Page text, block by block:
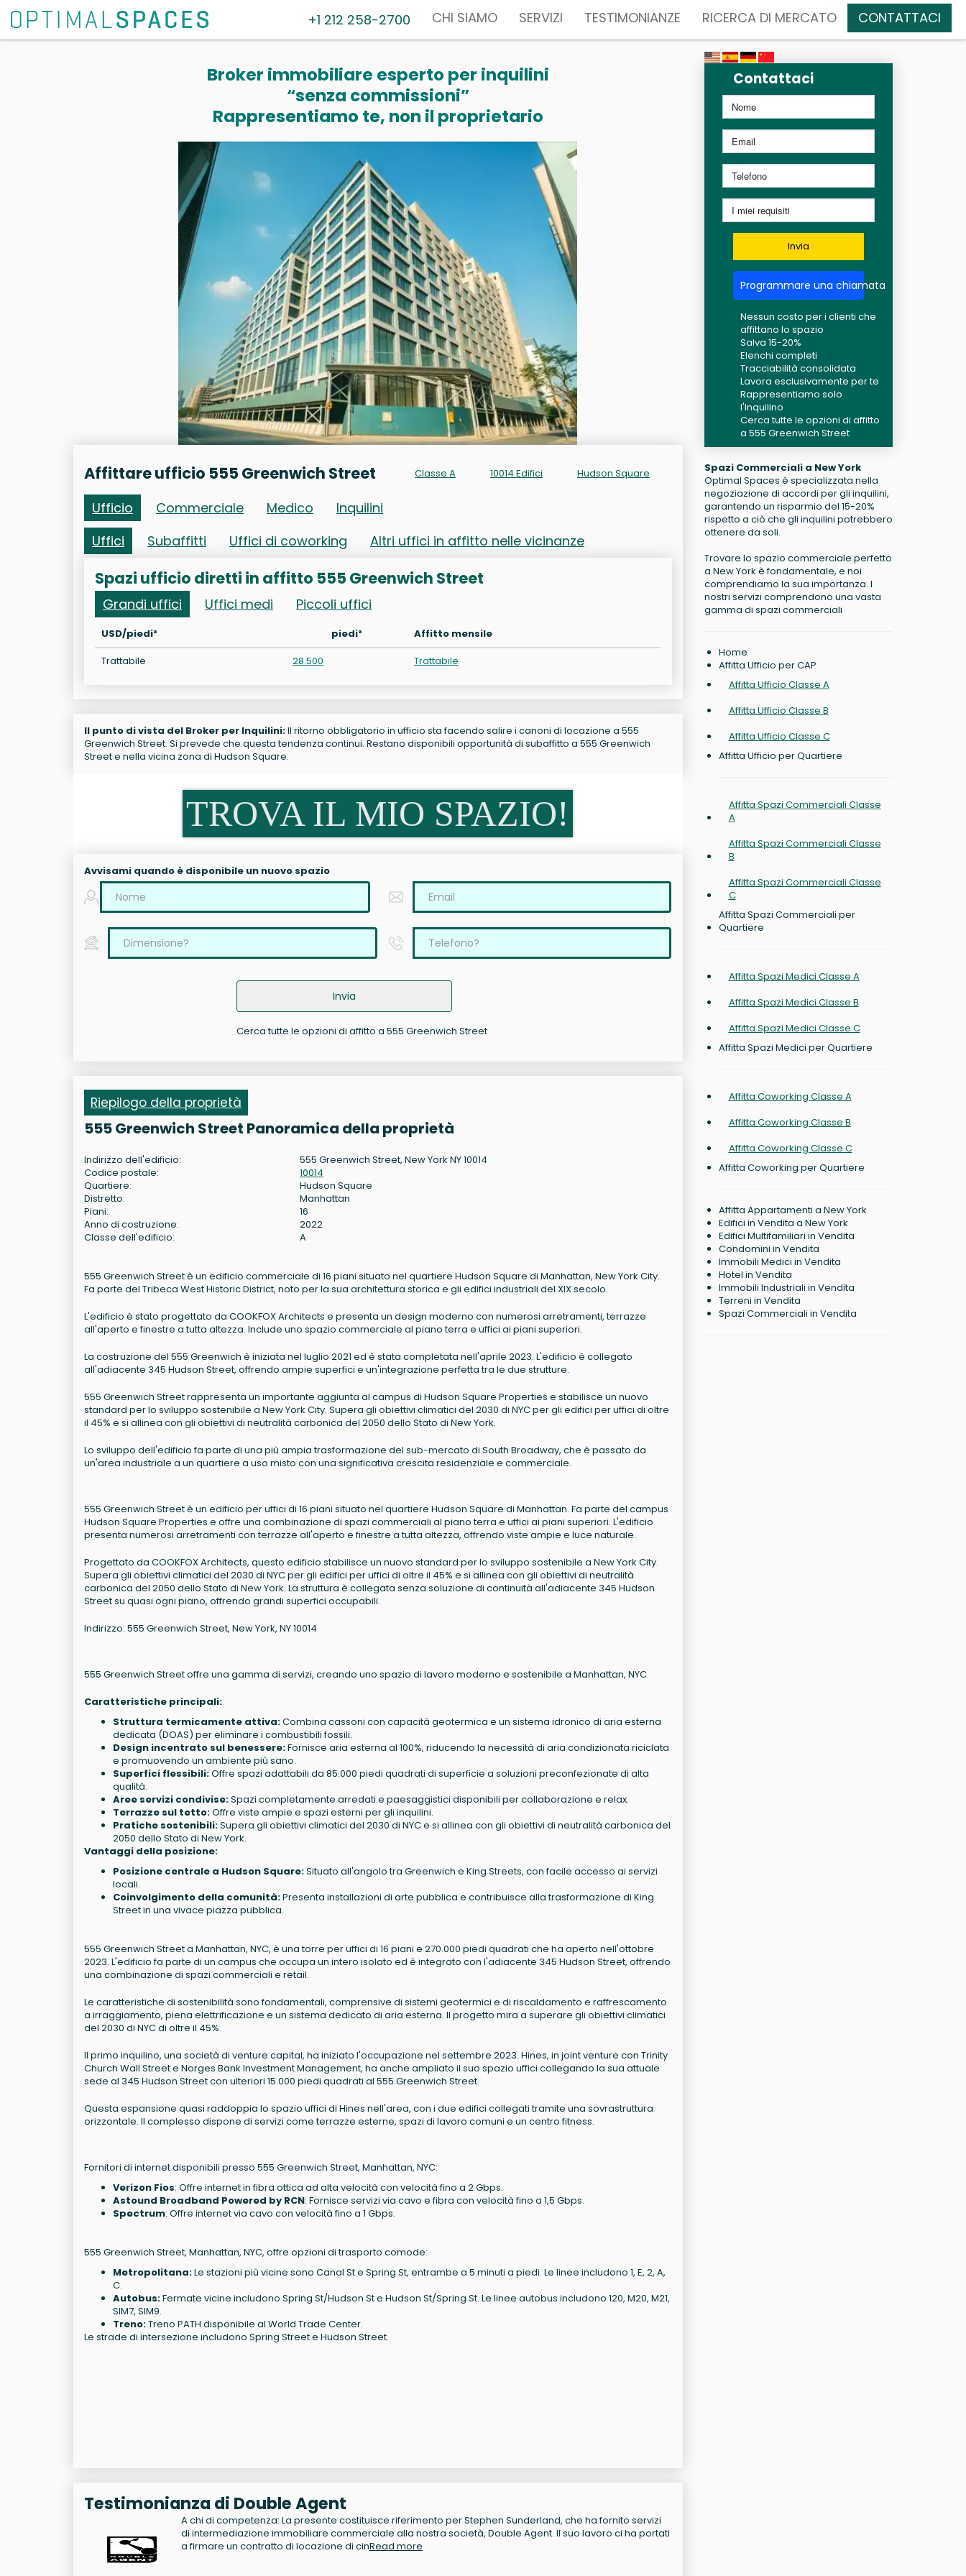
+1 212 258-2700 CHI SIAMO SERVIZI TESTIMONIANZE RICERCA DI MERCATO CONTATTACI
Broker immobiliare esperto per inquilini
“senza commissioni”
Rappresentiamo te, non il proprietario
Affittare ufficio 555 Greenwich Street Classe A 10014 Edifici Hudson Square
Ufficio Commerciale Medico
Inquilini
Uffici
Subaffitti Uffici di coworking Altri uffici in affitto nelle vicinanze
Spazi ufficio diretti in affitto 555 Greenwich Street
Grandi uffici Uffici medi Piccoli uffici
USD/piedi² piedi²
Affitto mensile
Trattabile
28.500 Trattabile
Il punto di vista del Broker per Inquilini:Il ritorno obbligatorio in ufficio sta facendo salire i canoni di locazione a 555
Greenwich Street. Si prevede che questa tendenza continui. Restano disponibili opportunità di subaffitto a 555 Greenwich
Street e nella vicina zona di Hudson Square.
TROVA IL MIO SPAZIO!
Avvisami quando è disponibile un nuovo spazio
Invia
Cerca tutte le opzioni di affitto a 555 Greenwich Street
Riepilogo della proprietà
555 Greenwich Street Panoramica della proprietà
Indirizzo dell'edificio:
555 Greenwich Street, New York NY 10014
Codice postale:
10014
Quartiere:
Hudson Square
Distretto:
Manhattan
Piani:
16
Anno di costruzione:
2022
Classe dell'edificio:
A
555 Greenwich Street è un edificio commerciale di 16 piani situato nel quartiere Hudson Square di Manhattan, New York City.
Fa parte del Tribeca West Historic District, noto per la sua architettura storica e gli edifici industriali del XIX secolo.
L'edificio è stato progettato da COOKFOX Architects e presenta un design moderno con numerosi arretramenti, terrazze
all'aperto e finestre a tutta altezza. Include uno spazio commerciale al piano terra e uffici ai piani superiori.
La costruzione del 555 Greenwich è iniziata nel luglio 2021 ed è stata completata nell'aprile 2023. L'edificio è collegato
all'adiacente 345 Hudson Street, offrendo ampie superfici e un'integrazione perfetta tra le due strutture.
555 Greenwich Street rappresenta un importante aggiunta al campus di Hudson Square Properties e stabilisce un nuovo
standard per lo sviluppo sostenibile a New York City. Supera gli obiettivi climatici del 2030 di NYC per gli edifici per uffici di oltre
il 45% e si allinea con gli obiettivi di neutralità carbonica del 2050 dello Stato di New York.
Lo sviluppo dell'edificio fa parte di una più ampia trasformazione del sub-mercato di South Broadway, che è passato da
un'area industriale a un quartiere a uso misto con una significativa crescita residenziale e commerciale.
555 Greenwich Street è un edificio per uffici di 16 piani situato nel quartiere Hudson Square di Manhattan. Fa parte del campus
Hudson Square Properties e offre una combinazione di spazi commerciali al piano terra e uffici ai piani superiori. L'edificio
presenta numerosi arretramenti con terrazze all'aperto e finestre a tutta altezza, offrendo viste ampie e luce naturale.
Progettato da COOKFOX Architects, questo edificio stabilisce un nuovo standard per lo sviluppo sostenibile a New York City.
Supera gli obiettivi climatici del 2030 di NYC per gli edifici per uffici di oltre il 45% e si allinea con gli obiettivi di neutralità
carbonica del 2050 dello Stato di New York. La struttura è collegata senza soluzione di continuità all'adiacente 345 Hudson
Street su quasi ogni piano, offrendo grandi superfici occupabili.
Indirizzo: 555 Greenwich Street, New York, NY 10014
555 Greenwich Street offre una gamma di servizi, creando uno spazio di lavoro moderno e sostenibile a Manhattan, NYC.
Caratteristiche principali:
Struttura termicamente attiva:Combina cassoni con capacità geotermica e un sistema idronico di aria esterna
dedicata (DOAS) per eliminare i combustibili fossili.
Design incentrato sul benessere:Fornisce aria esterna al 100%, riducendo la necessità di aria condizionata riciclata
e promuovendo un ambiente più sano.
Superfici flessibili:Offre spazi adattabili da 85.000 piedi quadrati di superficie a soluzioni preconfezionate di alta
qualità.
Aree servizi condivise:Spazi completamente arredati e paesaggistici disponibili per collaborazione e relax.
Terrazze sul tetto:Offre viste ampie e spazi esterni per gli inquilini.
Pratiche sostenibili:Supera gli obiettivi climatici del 2030 di NYC e si allinea con gli obiettivi di neutralità carbonica del
2050 dello Stato di New York.
Vantaggi della posizione:
Posizione centrale a Hudson Square:Situato all'angolo tra Greenwich e King Streets, con facile accesso ai servizi
locali.
Coinvolgimento della comunità:Presenta installazioni di arte pubblica e contribuisce alla trasformazione di King
Street in una vivace piazza pubblica.
555 Greenwich Street a Manhattan, NYC, è una torre per uffici di 16 piani e 270.000 piedi quadrati che ha aperto nell'ottobre
2023. L'edificio fa parte di un campus che occupa un intero isolato ed è integrato con l'adiacente 345 Hudson Street, offrendo
una combinazione di spazi commerciali e retail.
Le caratteristiche di sostenibilità sono fondamentali, comprensive di sistemi geotermici e di riscaldamento e raffrescamento
a irraggiamento, piena elettrificazione e un sistema dedicato di aria esterna. Il progetto mira a superare gli obiettivi climatici
del 2030 di NYC di oltre il 45%.
Il primo inquilino, una società di venture capital, ha iniziato l'occupazione nel settembre 2023. Hines, in joint venture con Trinity
Church Wall Street e Norges Bank Investment Management, ha anche ampliato il suo spazio uffici collegando la sua attuale
sede al 345 Hudson Street con ulteriori 15.000 piedi quadrati al 555 Greenwich Street.
Questa espansione quasi raddoppia lo spazio uffici di Hines nell'area, con i due edifici collegati tramite una sovrastruttura
orizzontale. Il complesso dispone di servizi come terrazze esterne, spazi di lavoro comuni e un centro fitness.
Fornitori di internet disponibili presso 555 Greenwich Street, Manhattan, NYC:
Verizon Fios: Offre internet in fibra ottica ad alta velocità con velocità fino a 2 Gbps.
Astound Broadband Powered by RCN: Fornisce servizi via cavo e fibra con velocità fino a 1,5 Gbps.
Spectrum: Offre internet via cavo con velocità fino a 1 Gbps.
555 Greenwich Street, Manhattan, NYC, offre opzioni di trasporto comode:
Metropolitana:Le stazioni più vicine sono Canal St e Spring St, entrambe a 5 minuti a piedi. Le linee includono 1, E, 2, A,
C.
Autobus:Fermate vicine includono Spring St/Hudson St e Hudson St/Spring St. Le linee autobus includono 120, M20, M21,
SIM7, SIM9.
Treno:Treno PATH disponibile al World Trade Center.
Le strade di intersezione includono Spring Street e Hudson Street.
Testimonianza di Double Agent
A chi di competenza: La presente costituisce riferimento per Stephen Sunderland, che ha fornito servizi
di intermediazione immobiliare commerciale alla nostra società, Double Agent. Il suo lavoro ci ha portati
a firmare un contratto di locazione di cinRead more
Contattaci
Invia
Programmare una chiamata
Nessun costo per i clienti che
affittano lo spazio
Salva 15-20%
Elenchi completi
Tracciabilità consolidata
Lavora esclusivamente per te
Rappresentiamo solo
l'Inquilino
Cerca tutte le opzioni di affitto
a 555 Greenwich Street
Spazi Commerciali a New York
Optimal Spaces è specializzata nella
negoziazione di accordi per gli inquilini,
garantendo un risparmio del 15-20%
rispetto a ciò che gli inquilini potrebbero
ottenere da soli.
Trovare lo spazio commerciale perfetto
a New York è fondamentale, e noi
comprendiamo la sua importanza. I
nostri servizi comprendono una vasta
gamma di spazi commerciali
Home
Affitta Ufficio per CAP
Affitta Ufficio Classe A
Affitta Ufficio Classe B
Affitta Ufficio Classe C
Affitta Ufficio per Quartiere
Affitta Spazi Commerciali Classe
A
Affitta Spazi Commerciali Classe
B
Affitta Spazi Commerciali Classe
C
Affitta Spazi Commerciali per
Quartiere
Affitta Spazi Medici Classe A
Affitta Spazi Medici Classe B
Affitta Spazi Medici Classe C
Affitta Spazi Medici per Quartiere
Affitta Coworking Classe A
Affitta Coworking Classe B
Affitta Coworking Classe C
Affitta Coworking per Quartiere
Affitta Appartamenti a New York
Edifici in Vendita a New York
Edifici Multifamiliari in Vendita
Condomini in Vendita
Immobili Medici in Vendita
Hotel in Vendita
Immobili Industriali in Vendita
Terreni in Vendita
Spazi Commerciali in Vendita